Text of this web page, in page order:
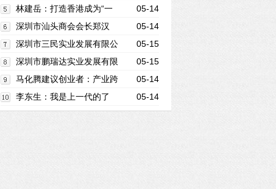
长谢国民 05-14
林建岳：打造香港成为“一
带一路”多元旅游平台 05-14
深圳市汕头商会会长郑汉
明：合力搭建为家乡谋福祉发展平台05-15
深圳市三民实业发展有限公
司董事长吴贤光 05-15
深圳市鹏瑞达实业发展有限
公司董事长许瑞江 05-14
马化腾建议创业者：产业跨
界领域最具创新机会 05-14
李东生：我是上一代的了
不可能像马化腾、雷军